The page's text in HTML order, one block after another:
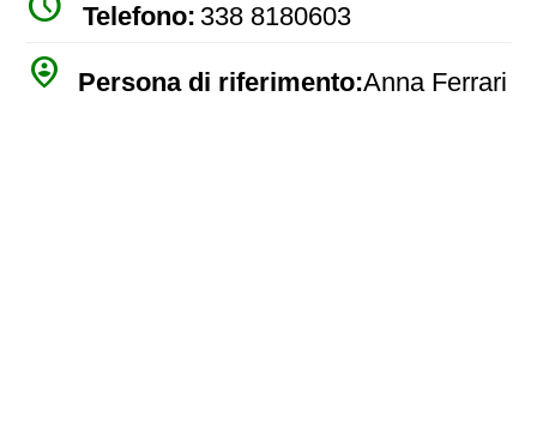
Telefono: 338 8180603
person_pin_circle Persona di riferimento:Anna Ferrari